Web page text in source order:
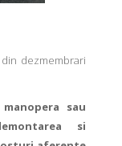
dezmembrari
sau
si